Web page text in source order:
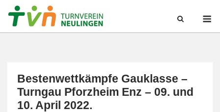
Bestenwettkämpfe Gauklasse –
Turngau Pforzheim Enz – 09. und
10. April 2022.